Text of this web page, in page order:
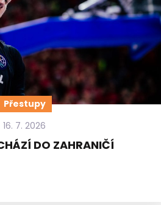
Přestupy
16. 7. 2026
DO ZAHRANIČÍ